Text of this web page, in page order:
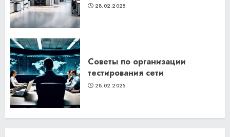
28.02.2025
Советы по организации
тестирования сети
28.02.2025